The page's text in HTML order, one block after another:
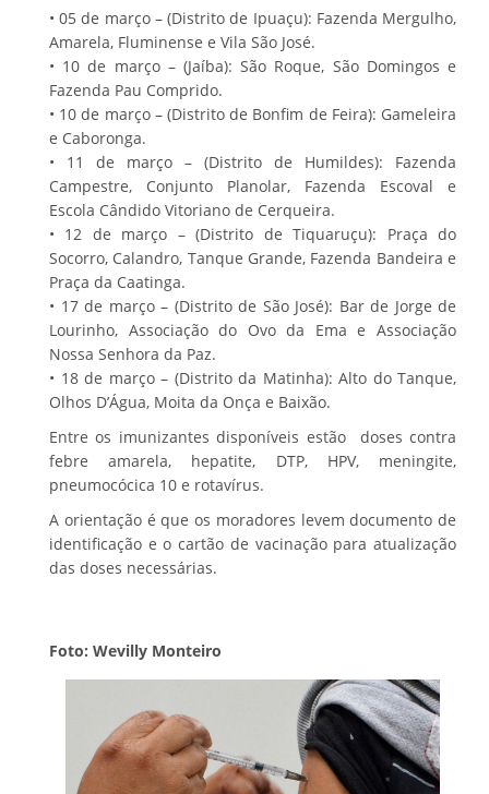
• 05 de março – (Distrito de Ipuaçu): Fazenda Mergulho,
Amarela, Fluminense e Vila São José.
• 10 de março – (Jaíba): São Roque, São Domingos e
Fazenda Pau Comprido.
• 10 de março – (Distrito de Bonfim de Feira): Gameleira
e Caboronga.
• 11 de março – (Distrito de Humildes): Fazenda
Campestre, Conjunto Planolar, Fazenda Escoval e
Escola Cândido Vitoriano de Cerqueira.
• 12 de março – (Distrito de Tiquaruçu): Praça do
Socorro, Calandro, Tanque Grande, Fazenda Bandeira e
Praça da Caatinga.
• 17 de março – (Distrito de São José): Bar de Jorge de
Lourinho, Associação do Ovo da Ema e Associação
Nossa Senhora da Paz.
• 18 de março – (Distrito da Matinha): Alto do Tanque,
Olhos D’Água, Moita da Onça e Baixão.
Entre os imunizantes disponíveis estão doses contra
febre amarela, hepatite, DTP, HPV, meningite,
pneumocócica 10 e rotavírus.
A orientação é que os moradores levem documento de
identificação e o cartão de vacinação para atualização
das doses necessárias.
Foto: Wevilly Monteiro